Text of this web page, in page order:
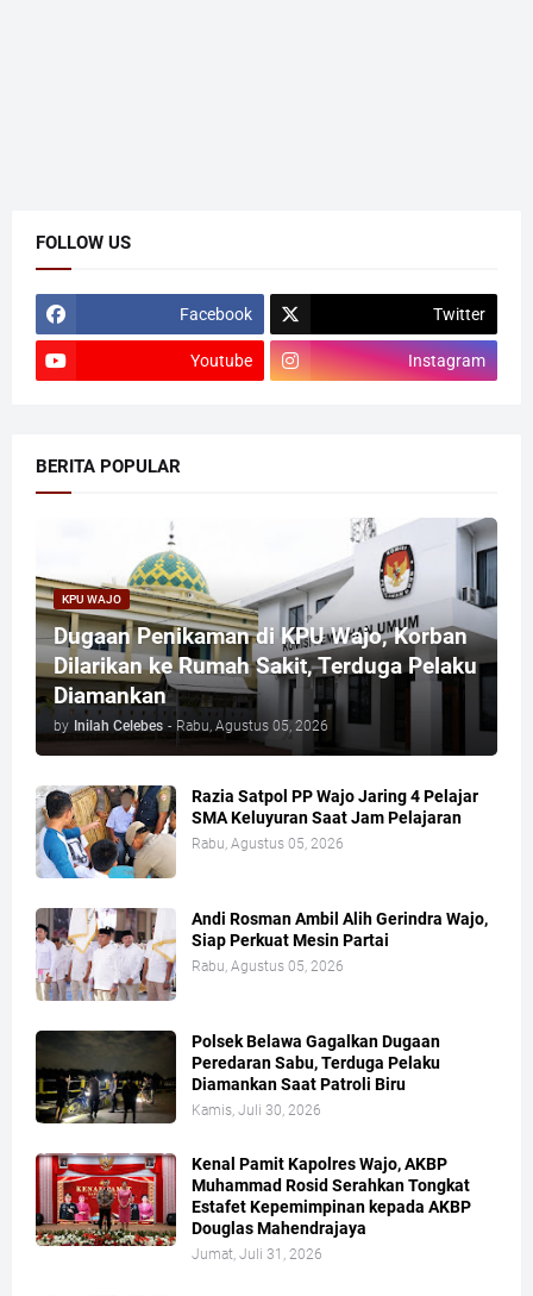
FOLLOW US
Facebook Twitter
Youtube Instagram
BERITA POPULAR
KPU WAJO
Dugaan Penikaman di KPU Wajo, Korban
Dilarikan ke Rumah Sakit, Terduga Pelaku
Diamankan
by Inilah Celebes - Rabu, Agustus 05, 2026
Razia Satpol PP Wajo Jaring 4 Pelajar
SMA Keluyuran Saat Jam Pelajaran
Rabu, Agustus 05, 2026
Andi Rosman Ambil Alih Gerindra Wajo,
Siap Perkuat Mesin Partai
Rabu, Agustus 05, 2026
Polsek Belawa Gagalkan Dugaan
Peredaran Sabu, Terduga Pelaku
Diamankan Saat Patroli Biru
Kamis, Juli 30, 2026
Kenal Pamit Kapolres Wajo, AKBP
Muhammad Rosid Serahkan Tongkat
Estafet Kepemimpinan kepada AKBP
Douglas Mahendrajaya
Jumat, Juli 31, 2026